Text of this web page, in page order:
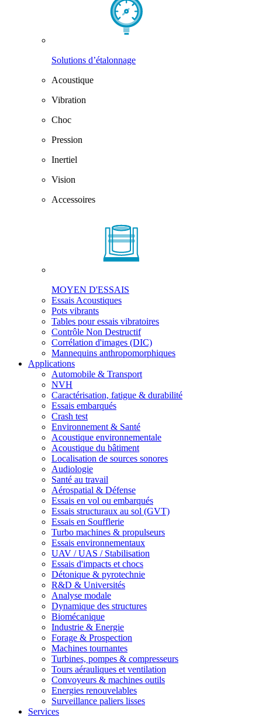
Solutions d’étalonnage
Acoustique
Vibration
Choc
Pression
Inertiel
Vision
Accessoires
MOYEN D'ESSAIS
Essais Acoustiques
Pots vibrants
Tables pour essais vibratoires
Contrôle Non Destructif
Corrélation d'images (DIC)
Mannequins anthropomorphiques
Applications
Automobile & Transport
NVH
Caractérisation, fatigue & durabilité
Essais embarqués
Crash test
Environnement & Santé
Acoustique environnementale
Acoustique du bâtiment
Localisation de sources sonores
Audiologie
Santé au travail
Aérospatial & Défense
Essais en vol ou embarqués
Essais structuraux au sol (GVT)
Essais en Soufflerie
Turbo machines & propulseurs
Essais environnementaux
UAV / UAS / Stabilisation
Essais d'impacts et chocs
Détonique & pyrotechnie
R&D & Universités
Analyse modale
Dynamique des structures
Biomécanique
Industrie & Energie
Forage & Prospection
Machines tournantes
Turbines, pompes & compresseurs
Tours aérauliques et ventilation
Convoyeurs & machines outils
Energies renouvelables
Surveillance paliers lisses
Services